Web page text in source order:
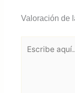
Valoración de
aquí...